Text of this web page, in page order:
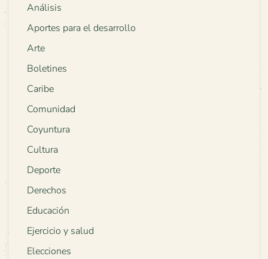
Análisis
Aportes para el desarrollo
Arte
Boletines
Caribe
Comunidad
Coyuntura
Cultura
Deporte
Derechos
Educación
Ejercicio y salud
Elecciones